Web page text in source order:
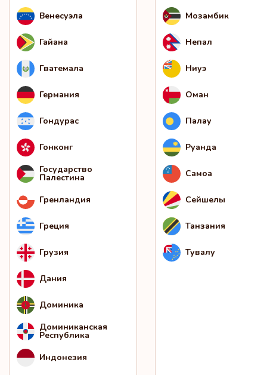
Венесуэла
Гайана
Гватемала
Германия
Гондурас
Гонконг
Государство
Палестина
Гренландия
Греция
Грузия
Дания
Доминика
Доминиканская
Республика
Индонезия
Мозамбик
Непал
Ниуэ
Оман
Палау
Руанда
Самоа
Сейшелы
Танзания
Тувалу